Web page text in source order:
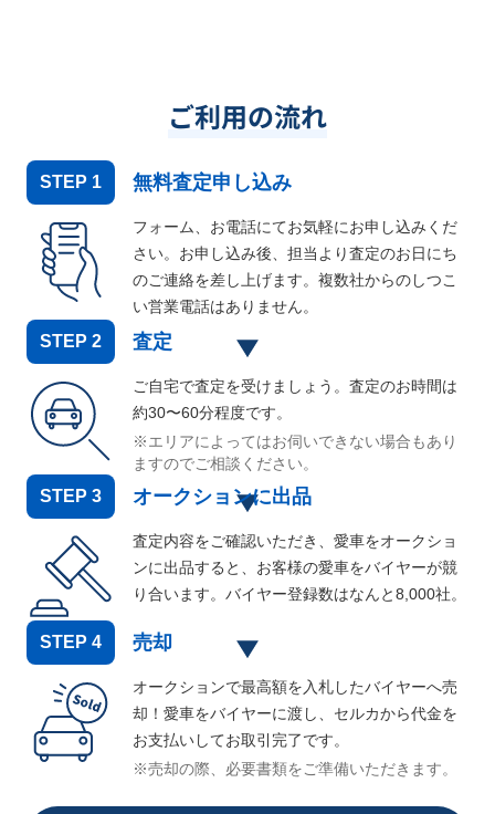
ご利用の流れ
STEP 1 無料査定申し込み
フォーム、お電話にてお気軽にお申し込みくだ
さい。お申し込み後、担当より査定のお日にち
のご連絡を差し上げます。複数社からのしつこ
い営業電話はありません。
STEP 2 査定
ご自宅で査定を受けましょう。査定のお時間は
約30〜60分程度です。
※エリアによってはお伺いできない場合もあり
ますのでご相談ください。
STEP 3 オークションに出品
査定内容をご確認いただき、愛車をオークショ
ンに出品すると、お客様の愛車をバイヤーが競
り合います。バイヤー登録数はなんと8,000社。
STEP 4 売却
オークションで最高額を入札したバイヤーへ売
却！愛車をバイヤーに渡し、セルカから代金を
お支払いしてお取引完了です。
※売却の際、必要書類をご準備いただきます。